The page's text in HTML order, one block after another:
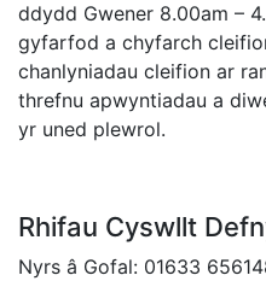
ddydd Gwener 8.00am –
gyfarfod a chyfarch
chanlyniadau cleifion ar
threfnu apwyntiadau a
yr uned plewrol.
Rhifau Cyswllt
Nyrs â Gofal: 01633